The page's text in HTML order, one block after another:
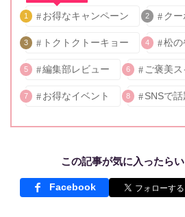
1 お得なキャンペーン 2 ク
3 トクトクトーキョー 4 松の
5 編集部レビュー 6 ご褒美
7 お得なイベント 8 SNSで話
この記事が気に入ったら
Facebook